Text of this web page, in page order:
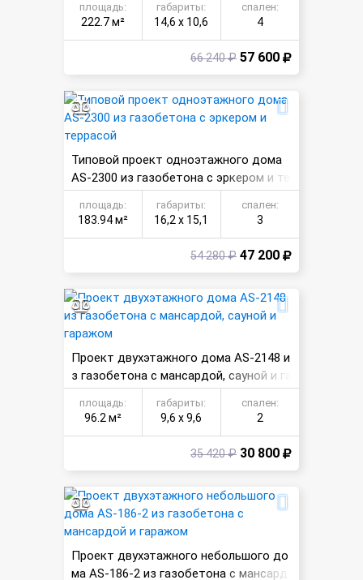
площадь:
222.7 м²
габариты:
14,6 х 10,6
спален:
4
66 240 ₽ 57 600
Типовой проект одноэтажного дома
AS-2300 из газобетона с эркером и те
ррасой
площадь:
183.94 м²
габариты:
16,2 х 15,1
спален:
3
54 280 ₽ 47 200
Проект двухэтажного дома AS-2148 и
з газобетона с мансардой, сауной и га
ражом
площадь:
96.2 м²
габариты:
9,6 х 9,6
спален:
2
35 420 ₽ 30 800
Проект двухэтажного небольшого до
ма AS-186-2 из газобетона с мансард